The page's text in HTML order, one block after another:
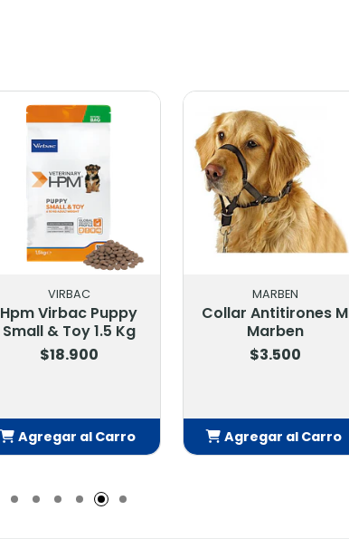
VIRBAC
Hpm Virbac Puppy
Small & Toy 1.5 Kg
$18.900
Agregar al Carro
MARBEN
Collar Antitirones M
Marben
$3.500
Agregar al Carro